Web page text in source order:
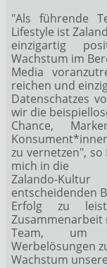
"Als führende
Lifestyle ist
einzigartig
Wachstum im
Media
reichen und
Datenschatzes
wir die
Chance,
zu vernetzen",
mich in die
Zalando-
entscheidenden
Erfolg zu
Zusammenarbeit
Team, um
Werbelösungen
Wachstum